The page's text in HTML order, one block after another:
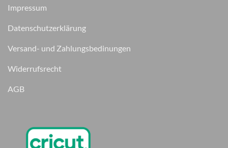
Impressum
Datenschutzerklärung
Versand- und Zahlungsbedinungen
Widerrufsrecht
AGB